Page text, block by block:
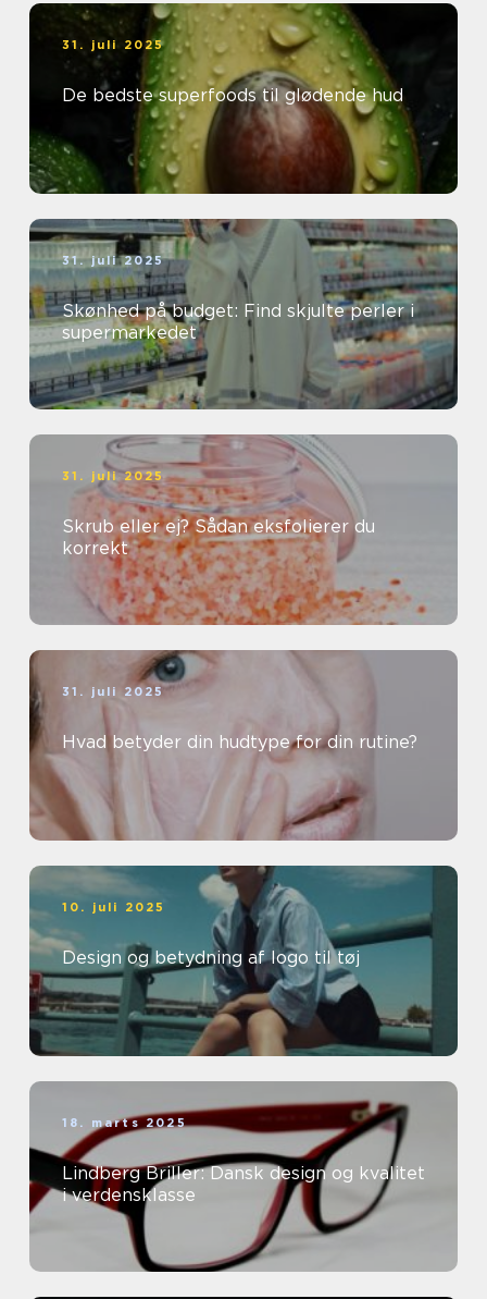
31. juli 2025
De bedste superfoods til glødende hud
31. juli 2025
Skønhed på budget: Find skjulte perler i
supermarkedet
31. juli 2025
Skrub eller ej? Sådan eksfolierer du
korrekt
31. juli 2025
Hvad betyder din hudtype for din rutine?
10. juli 2025
Design og betydning af logo til tøj
18. marts 2025
Lindberg Briller: Dansk design og kvalitet
i verdensklasse